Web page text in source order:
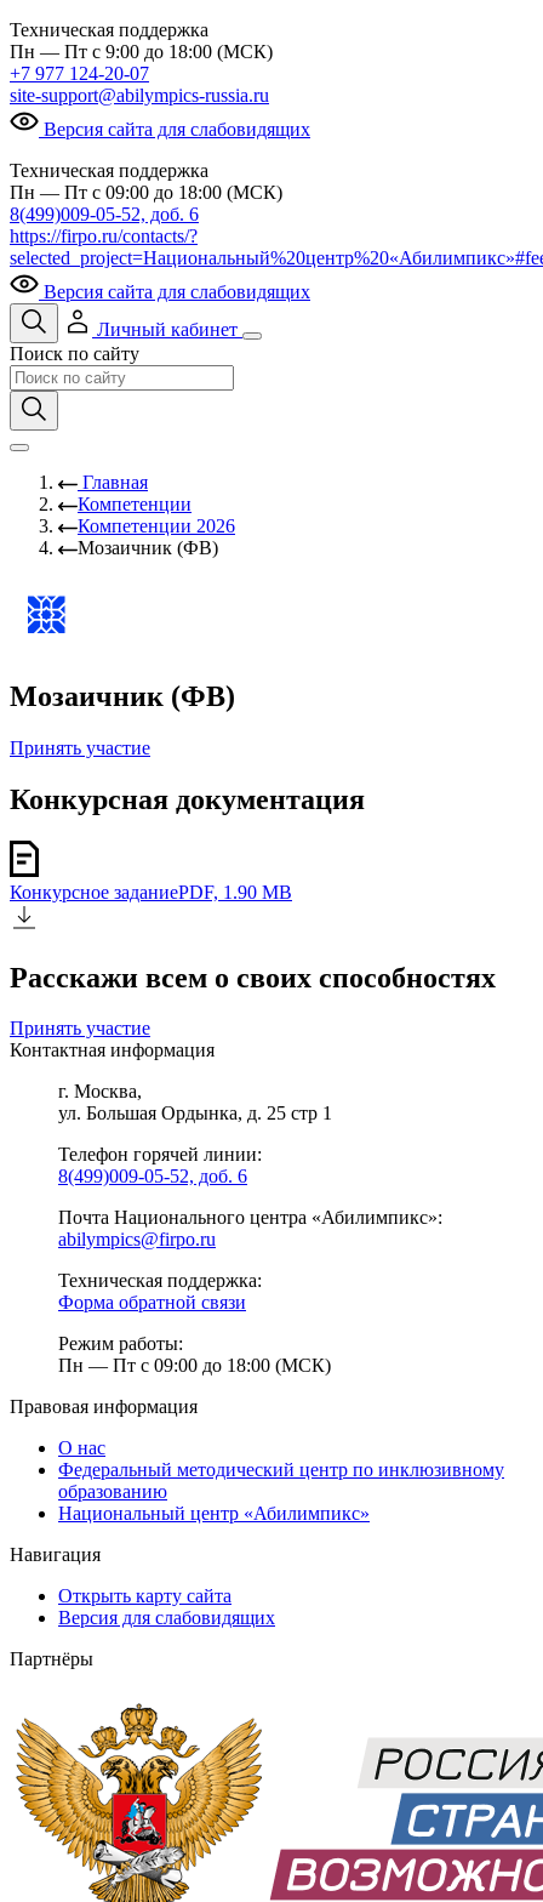
Техническая поддержка
Пн — Пт с 9:00 до 18:00 (МСК)
+7 977 124-20-07
site-support@abilympics-russia.ru
Версия сайта для слабовидящих
Техническая поддержка
Пн — Пт с 09:00 до 18:00 (МСК)
8(499)009-05-52, доб. 6
https://firpo.ru/contacts/?
Версия сайта для слабовидящих
Личный кабинет
Поиск по сайту
Главная
Компетенции
Компетенции 2026
Мозаичник (ФВ)
Мозаичник (ФВ)
Принять участие
Конкурсная документация
Конкурсное заданиеPDF, 1.90 MB
Расскажи всем о своих способностях
Принять участие
Контактная информация
г. Москва,
ул. Большая Ордынка, д. 25 стр 1
Телефон горячей линии:
8(499)009-05-52, доб. 6
Почта Национального центра «Абилимпикс»:
abilympics@firpo.ru
Техническая поддержка:
Форма обратной связи
Режим работы:
Пн — Пт с 09:00 до 18:00 (МСК)
Правовая информация
О нас
Федеральный методический центр по инклюзивному
образованию
Национальный центр «Абилимпикс»
Навигация
Открыть карту сайта
Версия для слабовидящих
Партнёры